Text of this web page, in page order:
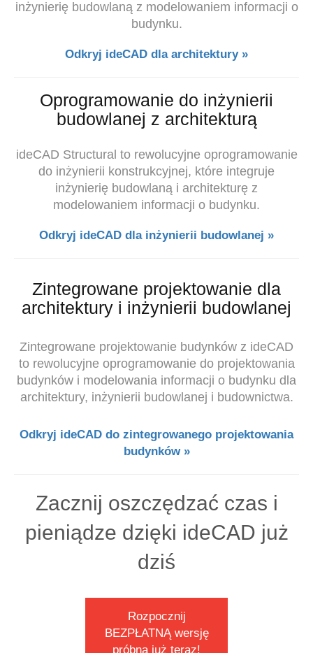
inżynierię budowlaną z modelowaniem informacji o
budynku.
Odkryj ideCAD dla architektury »
Oprogramowanie do inżynierii
budowlanej z architekturą
ideCAD Structural to rewolucyjne oprogramowanie
do inżynierii konstrukcyjnej, które integruje
inżynierię budowlaną i architekturę z
modelowaniem informacji o budynku.
Odkryj ideCAD dla inżynierii budowlanej »
Zintegrowane projektowanie dla
architektury i inżynierii budowlanej
Zintegrowane projektowanie budynków z ideCAD
to rewolucyjne oprogramowanie do projektowania
budynków i modelowania informacji o budynku dla
architektury, inżynierii budowlanej i budownictwa.
Odkryj ideCAD do zintegrowanego projektowania
budynków »
Zacznij oszczędzać czas i
pieniądze dzięki ideCAD już
dziś
Rozpocznij
BEZPŁATNĄ wersję
próbną już teraz!